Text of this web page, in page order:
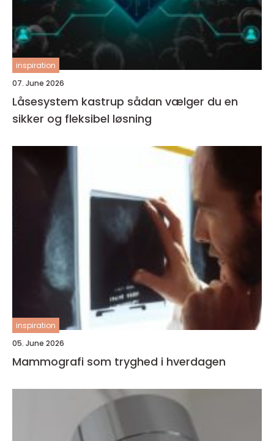
inspiration
07. June 2026
Låsesystem kastrup sådan vælger du en
sikker og fleksibel løsning
inspiration
05. June 2026
Mammografi som tryghed i hverdagen